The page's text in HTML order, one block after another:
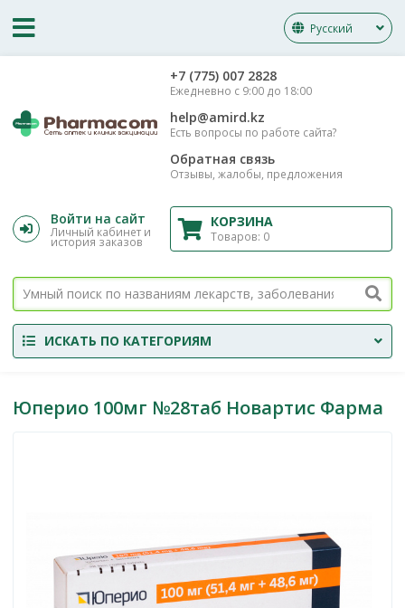
Русский
‎+7 (775) 007 2828
Ежедневно с 9:00 до 18:00
help@amird.kz
Есть вопросы по работе сайта?
Обратная связь
Отзывы, жалобы, предложения
Войти на сайт
Личный кабинет и
история заказов
КОРЗИНА
Товаров: 0
ИСКАТЬ ПО КАТЕГОРИЯМ
Юперио 100мг №28таб Новартис Фарма